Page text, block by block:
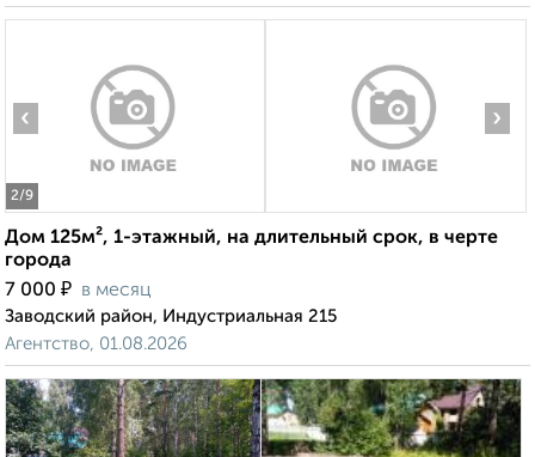
2/9
‹ ›
Дом 125м², 1-этажный, на длительный срок, в черте
города
7 000 ₽ в месяц
Заводский район, Индустриальная 215
Агентство, 01.08.2026